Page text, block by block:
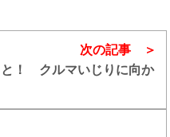
次の記事
と！ クルマいじりに向か